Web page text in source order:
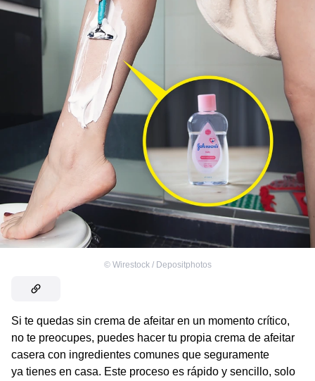
© Wirestock / Depositphotos
Si te quedas sin crema de afeitar en un momento crítico,
no te preocupes, puedes hacer tu propia crema de afeitar
casera con ingredientes comunes que seguramente
ya tienes en casa. Este proceso es rápido y sencillo, solo